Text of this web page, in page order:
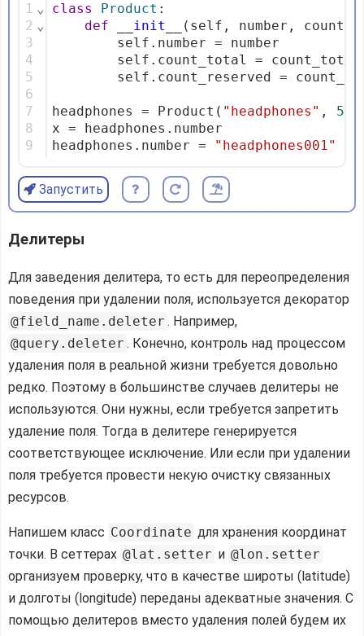
1
2
3
4
5
6
7
8
9
⌄
⌄
class Product :
def
__init__
(self, number,
        self.number = number
        self.count_total = count_total
self.count_reserved =
headphones = Product( "headphones" , 5
x = headphones.number
headphones.number =
"headphones001"
Запустить
Делитеры
Для заведения делитера, то есть для переопределения
поведения при удалении поля, используется декоратор
@field_name.deleter . Например,
@query.deleter . Конечно, контроль над процессом
удаления поля в реальной жизни требуется довольно
редко. Поэтому в большинстве случаев делитеры не
используются. Они нужны, если требуется запретить
удаление поля. Тогда в делитере генерируется
соответствующее исключение. Или если при удалении
поля требуется провести некую очистку связанных
ресурсов.
Напишем класс Coordinate для хранения координат
точки. В сеттерах @lat.setter и @lon.setter
организуем проверку, что в качестве широты (latitude)
и долготы (longitude) переданы адекватные значения. С
помощью делитеров вместо удаления полей будем их